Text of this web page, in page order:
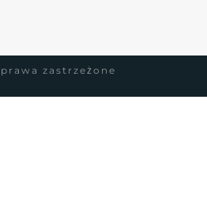
zastrzeżone